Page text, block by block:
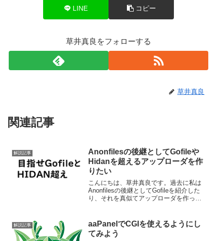
LINE コピー
草井真良をフォローする
草井真良
関連記事
解説記事
Anonfilesの後継としてGofileや
Hidanを超えるアップローダを作
りたい
こんにちは、草井真良です。過去に私は
Anonfilesの後継としてGofileを紹介した
り、それを真似てアップローダを作った
ってHidanというシンプルなアップローダ
の...
解説記事
aaPanelでCGIを使えるようにし
てみよう